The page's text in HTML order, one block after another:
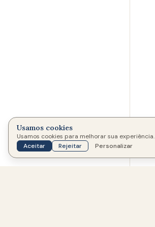
Usamos cookies
Usamos cookies para melhorar sua experiência.
Aceitar
Rejeitar Personalizar
MEMORIAL CRIADO POR
Abril de 2026